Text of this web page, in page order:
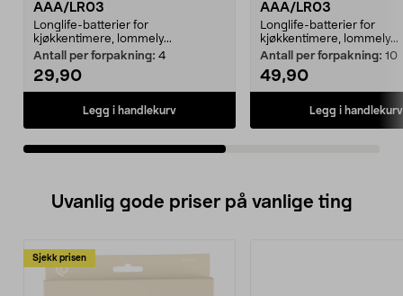
AAA/LR03
Longlife-batterier for
kjøkkentimere, lommely...
Antall per forpakning: 4
29,90
Legg i handlekurv
AAA/LR03
Longlife-batterier for
kjøkkentimere, lommely...
Antall per forpakning: 10
49,90
Legg i handlekurv
Uvanlig gode priser på vanlige ting
Sjekk prisen